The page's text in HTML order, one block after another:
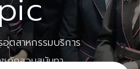
ตสาหกรรมบริการ
ภัฏสวนสุนันทา